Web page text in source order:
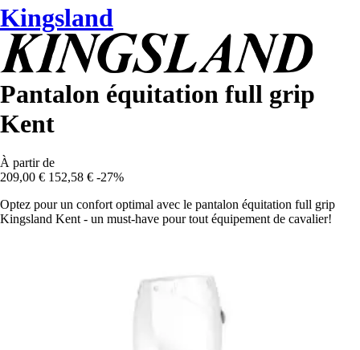
Kingsland
Pantalon équitation full grip
Kent
À partir de
209,00 € 152,58 € -27%
Optez pour un confort optimal avec le pantalon équitation full grip
Kingsland Kent - un must-have pour tout équipement de cavalier!